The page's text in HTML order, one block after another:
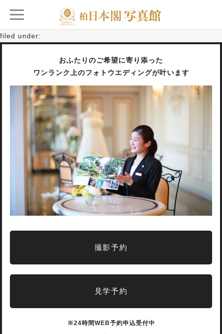
Posted 2023年9月27日 by 柏日本閣ご担当者
filed under:
おふたりのご希望に寄り添った
ワンランク上のフォトウエディングが叶います
撮影予約
見学予約
※24時間WEB予約申込受付中